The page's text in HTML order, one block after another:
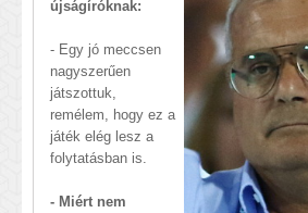
újságíróknak:
- Egy jó meccsen
nagyszerűen
játszottuk,
remélem, hogy ez a
játék elég lesz a
folytatásban is.
- Miért nem